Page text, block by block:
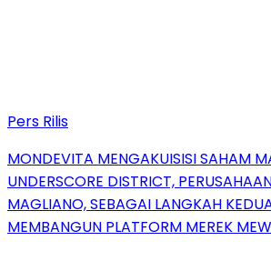
Pers Rilis
MONDEVITA MENGAKUISISI SAHAM
UNDERSCORE DISTRICT,
MAGLIANO, SEBAGAI LANGKAH
MEMBANGUN PLATFORM MEREK